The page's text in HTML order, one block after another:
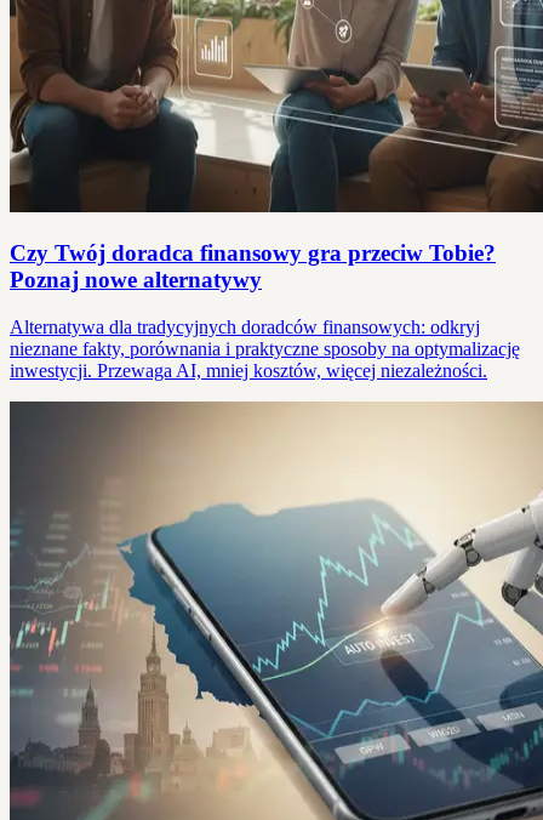
Czy Twój doradca finansowy gra przeciw Tobie?
Poznaj nowe alternatywy
Alternatywa dla tradycyjnych doradców finansowych: odkryj
nieznane fakty, porównania i praktyczne sposoby na optymalizację
inwestycji. Przewaga AI, mniej kosztów, więcej niezależności.